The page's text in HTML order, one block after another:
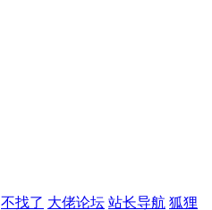
不找了 大佬论坛 站长导航 狐狸